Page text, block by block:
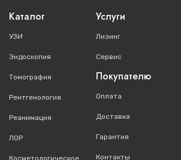
Каталог
УЗИ
Эндоскопия
Томография
Рентгенология
Реанимация
ЛОР
Косметологическое
Услуги
Лизинг
Сервис
Покупателю
Оплата
Доставка
Гарантия
Контакты